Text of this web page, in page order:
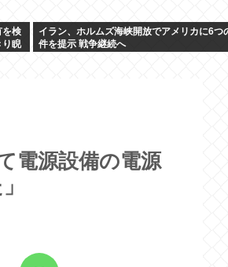
を検
り睨
イラン、ホルムズ海峡開放でアメリカに6つ
件を提示 戦争継続へ
電源設備の電源